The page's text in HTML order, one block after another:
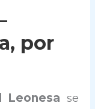
por
Leonesa se